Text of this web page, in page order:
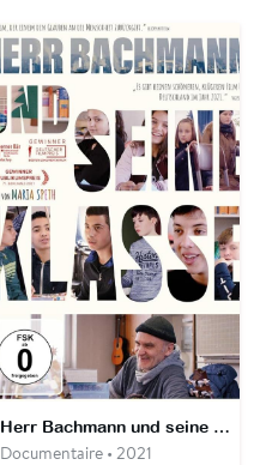
Herr Bachmann und seine Klasse
Documentaire • 2021